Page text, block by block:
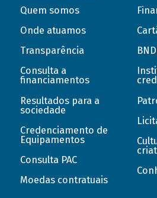
Quem somos
Onde atuamos
Transparência
Consulta a
financiamentos
Resultados para a
sociedade
Credenciamento de
Equipamentos
Consulta PAC
Moedas contratuais